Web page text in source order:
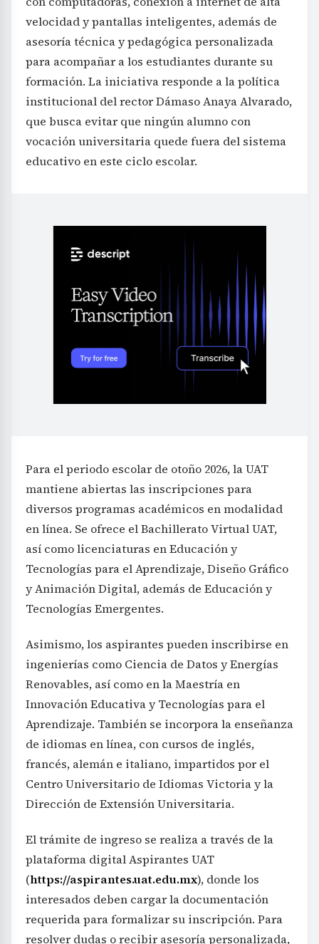
velocidad y pantallas inteligentes, además de
asesoría técnica y pedagógica personalizada
para acompañar a los estudiantes durante su
formación. La iniciativa responde a la política
institucional del rector Dámaso Anaya Alvarado,
que busca evitar que ningún alumno con
vocación universitaria quede fuera del sistema
educativo en este ciclo escolar.
Para el periodo escolar de otoño 2026, la UAT
mantiene abiertas las inscripciones para
diversos programas académicos en modalidad
en línea. Se ofrece el Bachillerato Virtual UAT,
así como licenciaturas en Educación y
Tecnologías para el Aprendizaje, Diseño Gráfico
y Animación Digital, además de Educación y
Tecnologías Emergentes.
Asimismo, los aspirantes pueden inscribirse en
ingenierías como Ciencia de Datos y Energías
Renovables, así como en la Maestría en
Innovación Educativa y Tecnologías para el
Aprendizaje. También se incorpora la enseñanza
de idiomas en línea, con cursos de inglés,
francés, alemán e italiano, impartidos por el
Centro Universitario de Idiomas Victoria y la
Dirección de Extensión Universitaria.
El trámite de ingreso se realiza a través de la
plataforma digital Aspirantes UAT
(https://aspirantes.uat.edu.mx), donde los
interesados deben cargar la documentación
requerida para formalizar su inscripción. Para
resolver dudas o recibir asesoría personalizada,